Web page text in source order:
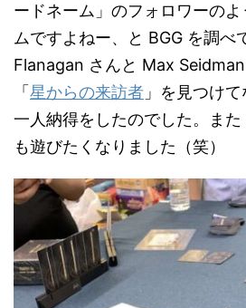
ードネーム」のフォロワーの
ムですよねー、と BGG を調べ
Flanagan さんと Max
「 星からの来訪者 」を見つけ
一人納得をしたのでした。また
も遊びたくなりました（笑）